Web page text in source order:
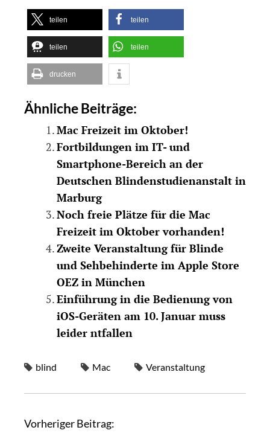
teilen teilen
teilen teilen
drucken
Ähnliche Beiträge:
Mac Freizeit im Oktober!
Fortbildungen im IT- und
Smartphone-Bereich an der
Deutschen Blindenstudienanstalt in
Marburg
Noch freie Plätze für die Mac
Freizeit im Oktober vorhanden!
Zweite Veranstaltung für Blinde
und Sehbehinderte im Apple Store
OEZ in München
Einführung in die Bedienung von
iOS-Geräten am 10. Januar muss
leider ntfallen
blind Mac Veranstaltung
Vorheriger Beitrag: